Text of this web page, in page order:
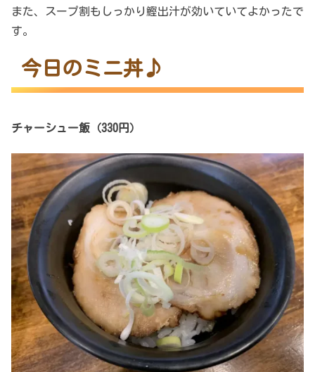
また、スープ割もしっかり鰹出汁が効いていてよかったで
す。
今日のミニ丼♪
チャーシュー飯（330円）